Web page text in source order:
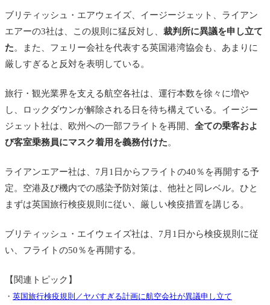
ブリティッシュ・エアウェイズ、イージージェット、ライアン
エアーの3社は、この規則に猛反対し、 裁判所に異議を申し立て
た。また、フェリー会社を代表する英国港湾協会も、あまりに
厳しすぎると反対を表明している。
旅行・観光業界を支える航空各社は、運行本数を徐々に増や
し、ロックダウンが解除される日を待ち構えている。イージー
ジェット社は、欧州への一部フライトを再開、 全ての乗客およ
び客室乗務員にマスク着用を義務付けた。
ライアンエアー社は、7月1日からフライトの40％を再開する予
定。空港及び機内での感染予防対策は、他社と同レベル。ひと
まずは英国旅行検疫規則に従い、厳しい検疫措置を講じる。
ブリティッシュ・エイウェイズ社は、7月1日から検疫規則に従
い、フライトの50％を再開する。
【関連トピック】
・ 英国旅行検疫規則／ヤバすぎる計画に航空会社が異議申し立て